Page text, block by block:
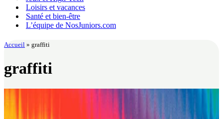
Loisirs et vacances
Santé et bien-être
L’équipe de NosJuniors.com
Accueil » graffiti
graffiti